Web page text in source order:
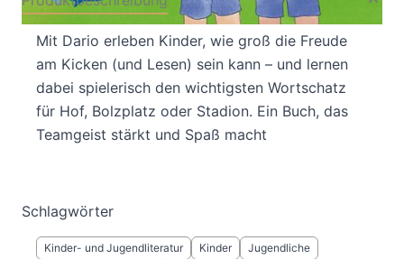
Mit Dario erleben Kinder, wie groß die Freude
am Kicken (und Lesen) sein kann – und lernen
dabei spielerisch den wichtigsten Wortschatz
für Hof, Bolzplatz oder Stadion. Ein Buch, das
Teamgeist stärkt und Spaß macht
Schlagwörter
Kinder- und Jugendliteratur Kinder
Jugendliche